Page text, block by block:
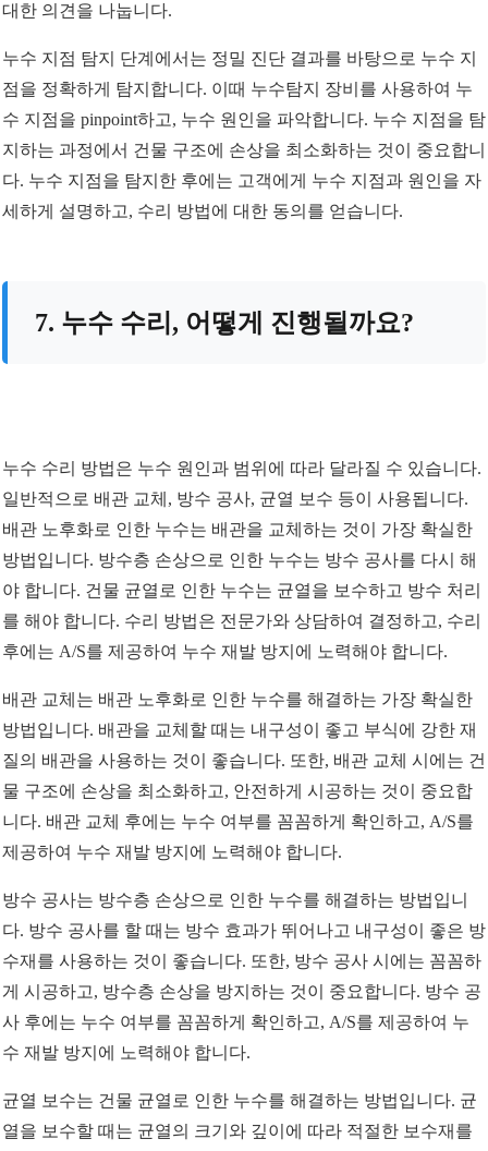
대한 의견을 나눕니다.
누수 지점 탐지 단계에서는 정밀 진단 결과를 바탕으로 누수 지
점을 정확하게 탐지합니다. 이때 누수탐지 장비를 사용하여 누
수 지점을 pinpoint하고, 누수 원인을 파악합니다. 누수 지점을 탐
지하는 과정에서 건물 구조에 손상을 최소화하는 것이 중요합니
다. 누수 지점을 탐지한 후에는 고객에게 누수 지점과 원인을 자
세하게 설명하고, 수리 방법에 대한 동의를 얻습니다.
7. 누수 수리, 어떻게 진행될까요?
누수 수리 방법은 누수 원인과 범위에 따라 달라질 수 있습니다.
일반적으로 배관 교체, 방수 공사, 균열 보수 등이 사용됩니다.
배관 노후화로 인한 누수는 배관을 교체하는 것이 가장 확실한
방법입니다. 방수층 손상으로 인한 누수는 방수 공사를 다시 해
야 합니다. 건물 균열로 인한 누수는 균열을 보수하고 방수 처리
를 해야 합니다. 수리 방법은 전문가와 상담하여 결정하고, 수리
후에는 A/S를 제공하여 누수 재발 방지에 노력해야 합니다.
배관 교체는 배관 노후화로 인한 누수를 해결하는 가장 확실한
방법입니다. 배관을 교체할 때는 내구성이 좋고 부식에 강한 재
질의 배관을 사용하는 것이 좋습니다. 또한, 배관 교체 시에는 건
물 구조에 손상을 최소화하고, 안전하게 시공하는 것이 중요합
니다. 배관 교체 후에는 누수 여부를 꼼꼼하게 확인하고, A/S를
제공하여 누수 재발 방지에 노력해야 합니다.
방수 공사는 방수층 손상으로 인한 누수를 해결하는 방법입니
다. 방수 공사를 할 때는 방수 효과가 뛰어나고 내구성이 좋은 방
수재를 사용하는 것이 좋습니다. 또한, 방수 공사 시에는 꼼꼼하
게 시공하고, 방수층 손상을 방지하는 것이 중요합니다. 방수 공
사 후에는 누수 여부를 꼼꼼하게 확인하고, A/S를 제공하여 누
수 재발 방지에 노력해야 합니다.
균열 보수는 건물 균열로 인한 누수를 해결하는 방법입니다. 균
열을 보수할 때는 균열의 크기와 깊이에 따라 적절한 보수재를